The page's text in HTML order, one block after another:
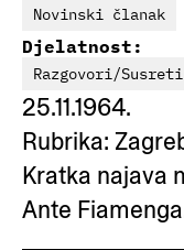
Novinski članak
Djelatnost:
Razgovori/Susreti
25.11.1964.
Rubrika:
Kratka najava
Ante